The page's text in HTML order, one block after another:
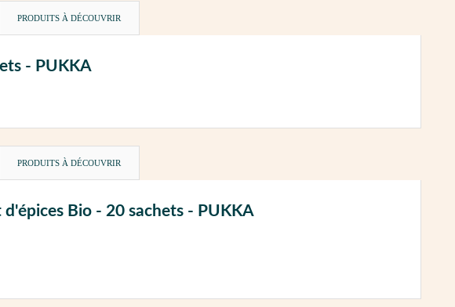
PRODUITS À DÉCOUVRIR
- PUKKA
PRODUITS À DÉCOUVRIR
Bio - 20 sachets - PUKKA